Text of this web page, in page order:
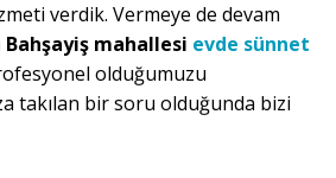
verdik. Vermeye de devam
Bahşayiş mahallesi evde sünnet
olduğumuzu
takılan bir soru olduğunda bizi